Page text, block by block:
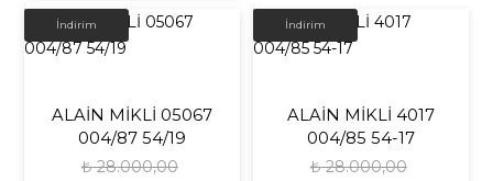
İndirim İNDIRIM!
ALAİN MİKLİ 05067
004/87 54/19
₺28.000,00
İndirim
ALAİN MİKLİ 4017
004/85 54-17
₺28.000,00